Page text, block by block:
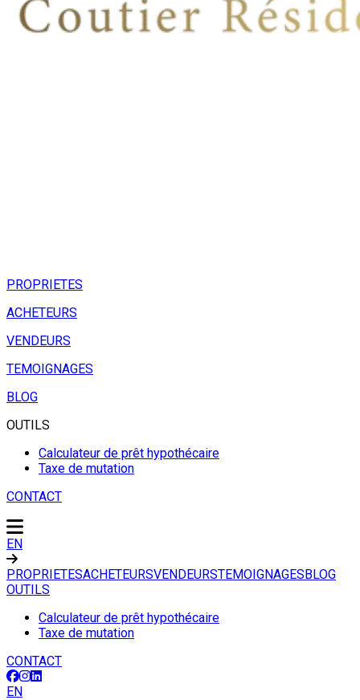
PROPRIETES
ACHETEURS
VENDEURS
TEMOIGNAGES
BLOG
OUTILS
Calculateur de prêt hypothécaire
Taxe de mutation
CONTACT
EN
PROPRIETESACHETEURSVENDEURSTEMOIGNAGESBLOG
OUTILS
Calculateur de prêt hypothécaire
Taxe de mutation
CONTACT
EN